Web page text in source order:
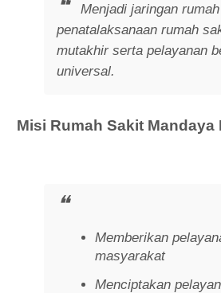
Menjadi jaringan
penatalaksanaan rumah
mutakhir serta pelayanan
universal.
Misi Rumah Sakit Mandaya
Memberikan
masyarakat
Menciptakan